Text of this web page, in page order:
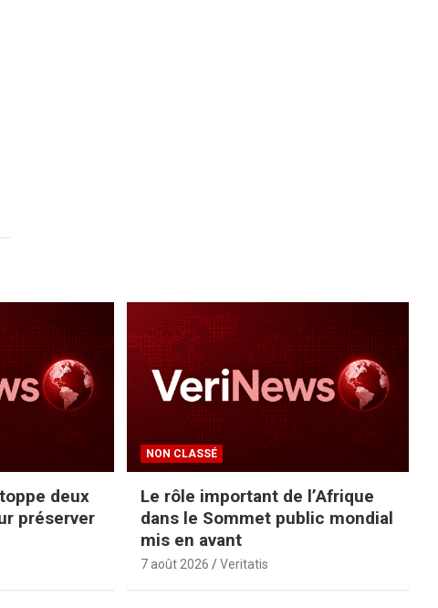
deux
préserver
NON CLASSÉ
Le rôle important de l’Afrique
dans le Sommet public mondial
mis en avant
7 août 2026 Veritatis